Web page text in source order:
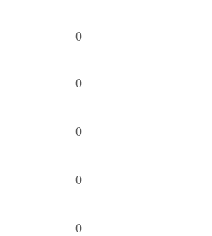
0
0
0
0
0